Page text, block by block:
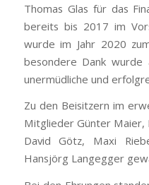
Thomas Glas für das
bereits bis 2017 im
wurde im Jahr 2020
besondere Dank
unermüdliche und
Zu den Beisitzern im
Mitglieder Günter Maier,
David Götz, Maxi
Hansjörg Langegger